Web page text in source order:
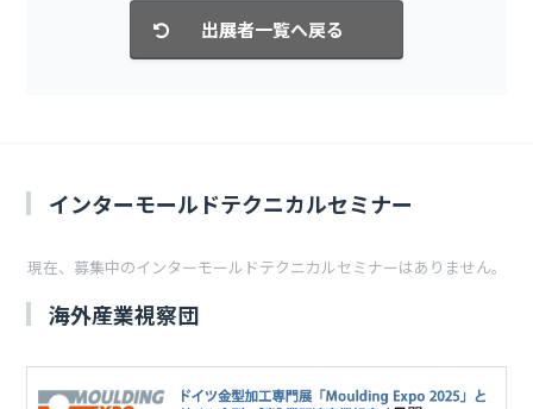
インターモールドテクニカルセミナー
現在、募集中のインターモールドテクニカルセミナーはありません。
海外産業視察団